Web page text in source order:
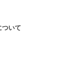
ついて